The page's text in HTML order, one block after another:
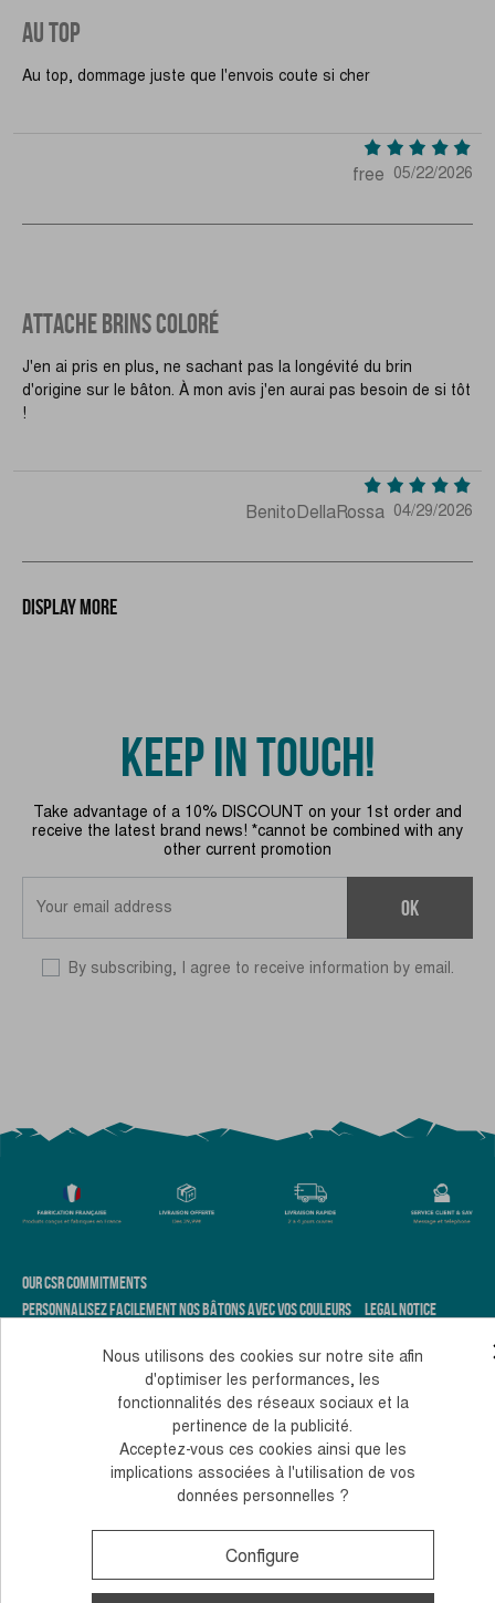
AU TOP
Au top, dommage juste que l'envois coute si cher
free 05/22/2026
ATTACHE BRINS COLORÉ
J'en ai pris en plus, ne sachant pas la longévité du brin
d'origine sur le bâton. À mon avis j'en aurai pas besoin de si tôt
!
BenitoDellaRossa 04/29/2026
Display more
KEEP IN TOUCH!
Take advantage of a 10% DISCOUNT on your 1st order and
receive the latest brand news! *cannot be combined with any
other current promotion
OK
By subscribing, I agree to receive information by email.
OUR CSR COMMITMENTS
PERSONNALISEZ FACILEMENT NOS BÂTONS AVEC VOS COULEURS
LEGAL NOTICE
Monday to Thursday, from 10 to 12 am and 2 to 4 pm
+33 (0)4 38 02 02 32
Contact us
© 2026, Guidetti - All rights reserved - Made byAndromaque
Nous utilisons des cookies sur notre site afin
d'optimiser les performances, les
fonctionnalités des réseaux sociaux et la
pertinence de la publicité.
Acceptez-vous ces cookies ainsi que les
implications associées à l'utilisation de vos
données personnelles ?
Configure